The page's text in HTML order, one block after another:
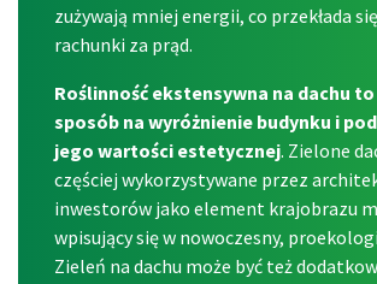
zużywają mniej energii, co przekłada
rachunki za prąd.
Roślinność ekstensywna na dachu
sposób na wyróżnienie budynku i
jego wartości estetycznej. Zielone
częściej wykorzystywane przez
inwestorów jako element krajobrazu
wpisujący się w nowoczesny,
Zieleń na dachu może być też